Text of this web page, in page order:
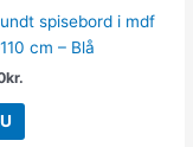
spisebord i mdf
cm – Blå
kr.